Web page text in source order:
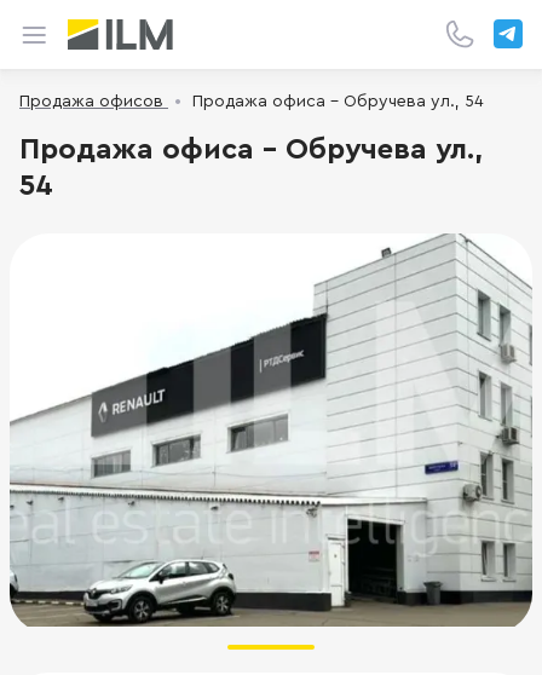
Продажа офисов Продажа офиса - Обручева ул., 54
Продажа офиса - Обручева ул.,
54